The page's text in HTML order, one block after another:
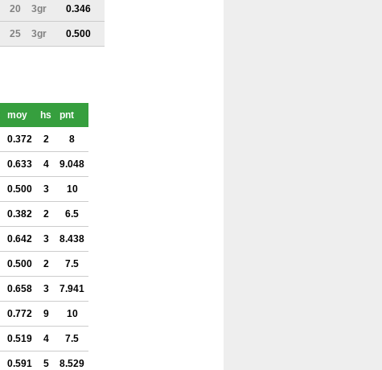
20 3gr 0.346
25 3gr 0.500
moy hs pnt
0.372 2 8
0.633 4 9.048
0.500 3 10
0.382 2 6.5
0.642 3 8.438
0.500 2 7.5
0.658 3 7.941
0.772 9 10
0.519 4 7.5
0.591 5 8.529